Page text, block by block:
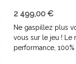
2 499,00 €
Ne gaspillez plus
vous sur le jeu ! Le
performance, 100%